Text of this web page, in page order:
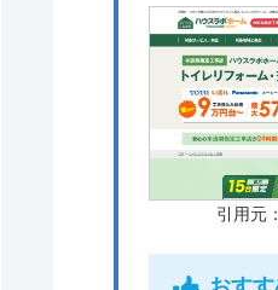
引用元：